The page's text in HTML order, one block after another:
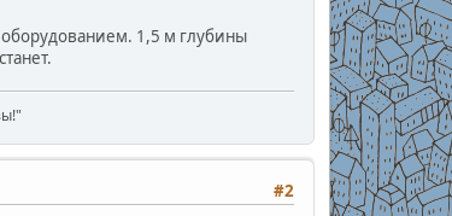
1,5 м глубины
#2